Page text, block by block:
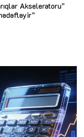
Akseleratoru”